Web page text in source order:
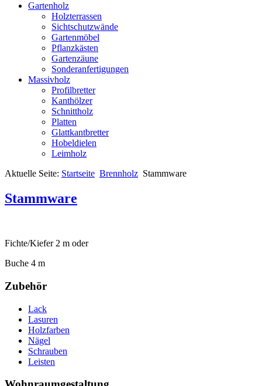
Gartenholz
Holzterrassen
Sichtschutzwände
Gartenmöbel
Pflanzkästen
Gartenzäune
Sonderanfertigungen
Massivholz
Profilbretter
Kanthölzer
Schnittholz
Platten
Glattkantbretter
Hobeldielen
Leimholz
Aktuelle Seite: Startseite Brennholz Stammware
Stammware
Fichte/Kiefer 2 m oder
Buche 4 m
Zubehör
Lack
Lasuren
Holzfarben
Nägel
Schrauben
Leisten